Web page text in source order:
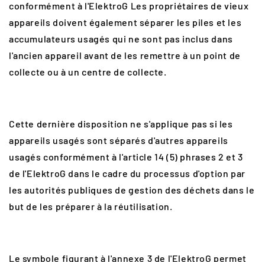
conformément à l'ElektroG Les propriétaires de vieux
appareils doivent également séparer les piles et les
accumulateurs usagés qui ne sont pas inclus dans
l'ancien appareil avant de les remettre à un point de
collecte ou à un centre de collecte.
Cette dernière disposition ne s'applique pas si les
appareils usagés sont séparés d'autres appareils
usagés conformément à l'article 14 (5) phrases 2 et 3
de l'ElektroG dans le cadre du processus d'option par
les autorités publiques de gestion des déchets dans le
but de les préparer à la réutilisation.
Le symbole figurant à l'annexe 3 de l'ElektroG permet